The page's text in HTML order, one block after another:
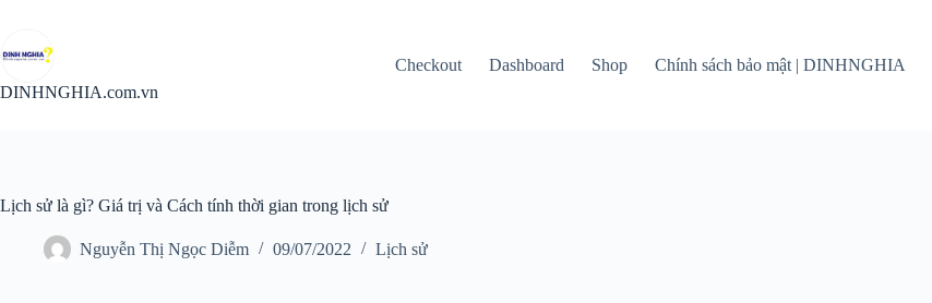
phần
nội
dung
DINHNGHIA.com.vn
Checkout Dashboard Shop Chính sách bảo mật | DINHNGHIA
Lịch sử là gì? Giá trị và Cách tính thời gian trong lịch sử
Nguyễn Thị Ngọc Diễm 09/07/2022 Lịch sử